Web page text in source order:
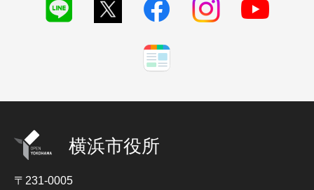
横浜市役所
〒231-0005